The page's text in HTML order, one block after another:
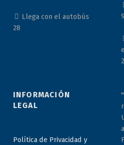
Llega con el autobús
28
INFORMACIÓN
LEGAL
Política de Privacidad y